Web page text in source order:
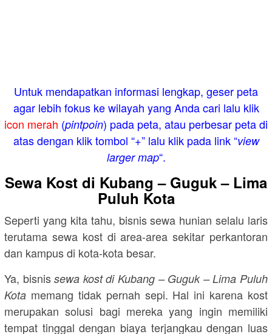
Untuk mendapatkan informasi lengkap, geser peta
agar lebih fokus ke wilayah yang Anda cari lalu klik
icon merah (pintpoin) pada peta, atau perbesar peta di
atas dengan klik tombol “+” lalu klik pada link “view
larger map“.
Sewa Kost di Kubang – Guguk – Lima
Puluh Kota
Seperti yang kita tahu, bisnis sewa hunian selalu laris
terutama sewa kost di area-area sekitar perkantoran
dan kampus di kota-kota besar.
Ya, bisnissewa kost di Kubang – Guguk – Lima Puluh
Kota memang tidak pernah sepi. Hal ini karena kost
merupakan solusi bagi mereka yang ingin memiliki
tempat tinggal dengan biaya terjangkau dengan luas